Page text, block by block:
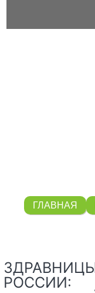
ГЛАВНАЯ
РОССИИ: